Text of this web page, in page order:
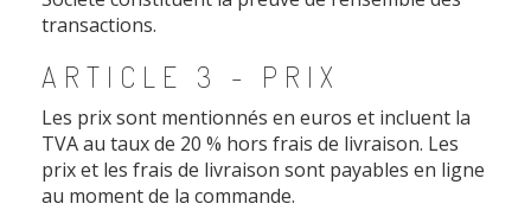
transactions.
ARTICLE 3 - PRIX
Les prix sont mentionnés en euros et incluent la
TVA au taux de 20 % hors frais de livraison. Les
prix et les frais de livraison sont payables en ligne
au moment de la commande.